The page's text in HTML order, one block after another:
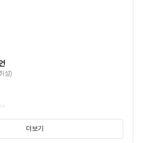
설)
더보기